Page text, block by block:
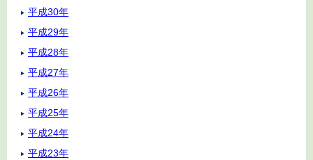
平成30年
平成29年
平成28年
平成27年
平成26年
平成25年
平成24年
平成23年